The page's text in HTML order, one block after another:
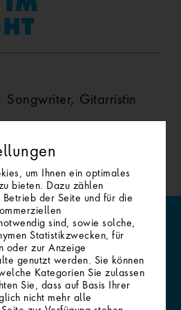
Songwriter, Gitarristin
ARTIST AWARD
um Ihnen ein optimales
bieten. Dazu zählen
der Seite und für die
sind, sowie solche,
Statistikzwecken, für
oder zur Anzeige
genutzt werden. Sie können
Kategorien Sie zulassen
Sie, dass auf Basis Ihrer
nicht mehr alle